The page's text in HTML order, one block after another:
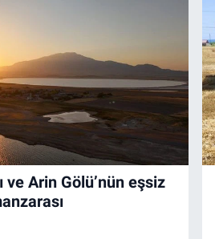
ve Arin Gölü’nün eşsiz